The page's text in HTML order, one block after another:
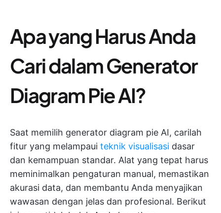
Apa yang Harus Anda
Cari dalam Generator
Diagram Pie AI?
Saat memilih generator diagram pie AI, carilah
fitur yang melampaui teknik visualisasi dasar
dan kemampuan standar. Alat yang tepat harus
meminimalkan pengaturan manual, memastikan
akurasi data, dan membantu Anda menyajikan
wawasan dengan jelas dan profesional. Berikut